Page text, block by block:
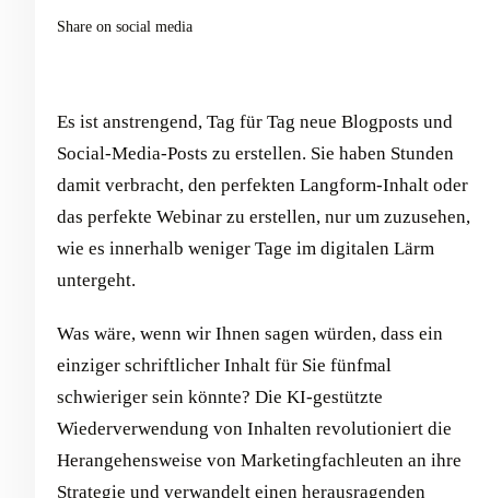
Share on social media
Es ist anstrengend, Tag für Tag neue Blogposts und
Social-Media-Posts zu erstellen. Sie haben Stunden
damit verbracht, den perfekten Langform-Inhalt oder
das perfekte Webinar zu erstellen, nur um zuzusehen,
wie es innerhalb weniger Tage im digitalen Lärm
untergeht.
Was wäre, wenn wir Ihnen sagen würden, dass ein
einziger schriftlicher Inhalt für Sie fünfmal
schwieriger sein könnte? Die KI-gestützte
Wiederverwendung von Inhalten revolutioniert die
Herangehensweise von Marketingfachleuten an ihre
Strategie und verwandelt einen herausragenden